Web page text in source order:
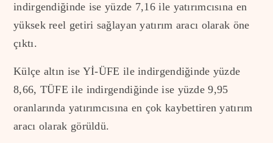
indirgendiğinde ise yüzde 7,16 ile yatırımcısına en
yüksek reel getiri sağlayan yatırım aracı olarak öne
çıktı.
Külçe altın ise Yİ-ÜFE ile indirgendiğinde yüzde
8,66, TÜFE ile indirgendiğinde ise yüzde 9,95
oranlarında yatırımcısına en çok kaybettiren yatırım
aracı olarak görüldü.